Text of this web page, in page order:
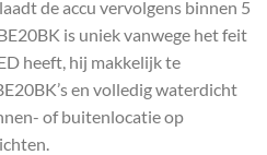
de accu vervolgens binnen 5
is uniek vanwege het feit
heeft, hij makkelijk te
en volledig waterdicht
of buitenlocatie op